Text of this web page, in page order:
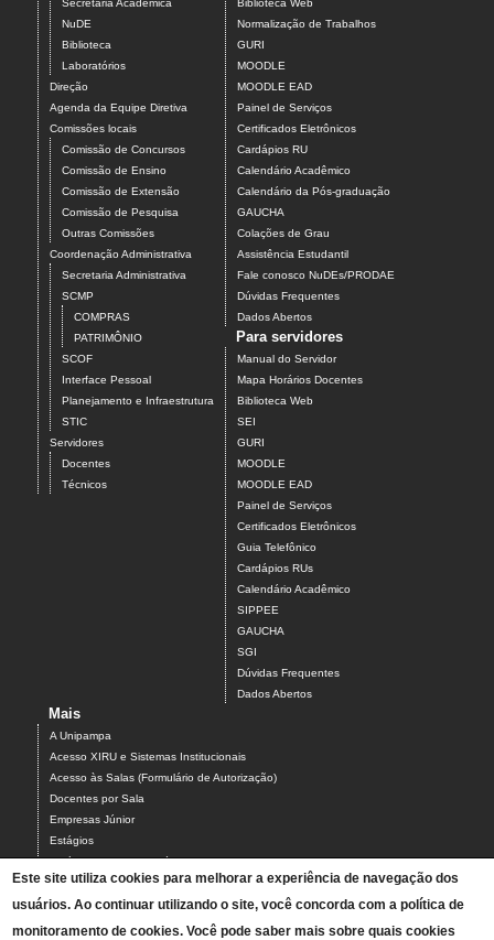
Secretaria Acadêmica
NuDE
Biblioteca
Laboratórios
Direção
Agenda da Equipe Diretiva
Comissões locais
Comissão de Concursos
Comissão de Ensino
Comissão de Extensão
Comissão de Pesquisa
Outras Comissões
Coordenação Administrativa
Secretaria Administrativa
SCMP
COMPRAS
PATRIMÔNIO
SCOF
Interface Pessoal
Planejamento e Infraestrutura
STIC
Servidores
Docentes
Técnicos
Biblioteca Web
Normalização de Trabalhos
GURI
MOODLE
MOODLE EAD
Painel de Serviços
Certificados Eletrônicos
Cardápios RU
Calendário Acadêmico
Calendário da Pós-graduação
GAUCHA
Colações de Grau
Assistência Estudantil
Fale conosco NuDEs/PRODAE
Dúvidas Frequentes
Dados Abertos
Para servidores
Manual do Servidor
Mapa Horários Docentes
Biblioteca Web
SEI
GURI
MOODLE
MOODLE EAD
Painel de Serviços
Certificados Eletrônicos
Guia Telefônico
Cardápios RUs
Calendário Acadêmico
SIPPEE
GAUCHA
SGI
Dúvidas Frequentes
Dados Abertos
Mais
A Unipampa
Acesso XIRU e Sistemas Institucionais
Acesso às Salas (Formulário de Autorização)
Docentes por Sala
Empresas Júnior
Estágios
Estágios Campus Bagé
Organograma do Campus Bagé
Programa PARCEIROS DO CAMPUS BAGÉ
Este site utiliza cookies para melhorar a experiência de navegação dos
usuários. Ao continuar utilizando o site, você concorda com a política de
monitoramento de cookies. Você pode saber mais sobre quais cookies